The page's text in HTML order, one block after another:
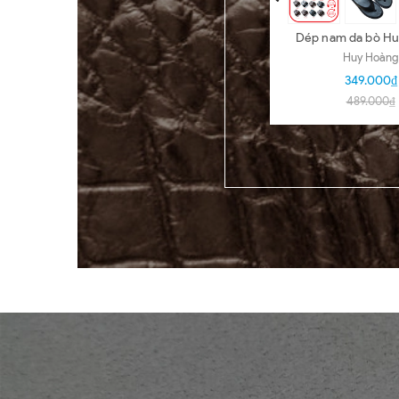
Dép nam da bò
nhiều loại
HD7140-51
Huy Hoàng
349.000₫
489.000₫